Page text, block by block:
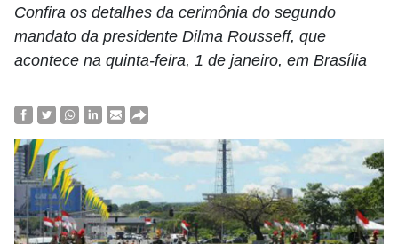
Confira os detalhes da cerimônia do segundo
mandato da presidente Dilma Rousseff, que
acontece na quinta-feira, 1 de janeiro, em Brasília